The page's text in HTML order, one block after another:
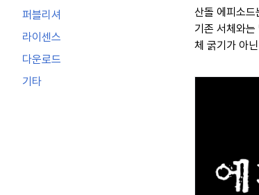
퍼블리셔
라이센스
다운로드
기타
산돌 에피소드
기존 서체와
체 굵기가 아